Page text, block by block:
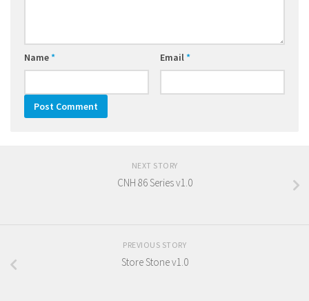
Name* Email*
NEXT STORY
CNH 86 Series v1.0
PREVIOUS STORY
Store Stone v1.0